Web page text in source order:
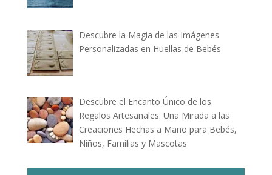
Descubre la Magia de las Imágenes
Personalizadas en Huellas de Bebés
Descubre el Encanto Único de los
Regalos Artesanales: Una Mirada a las
Creaciones Hechas a Mano para Bebés,
Niños, Familias y Mascotas